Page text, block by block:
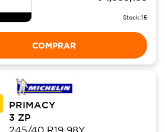
Stock:15
COMPRAR
PRIMACY
3 ZP
245/40 R19 98Y